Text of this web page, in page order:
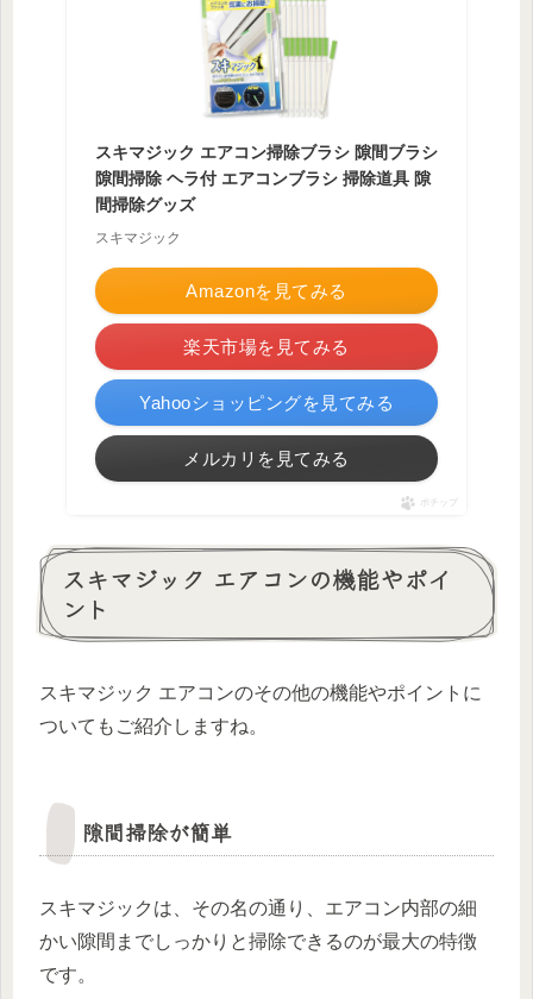
スキマジック エアコン掃除ブラシ 隙間ブラシ
隙間掃除 ヘラ付 エアコンブラシ 掃除道具 隙
間掃除グッズ
スキマジック
Amazonを見てみる
楽天市場を見てみる
Yahooショッピングを見てみる
メルカリを見てみる
ポチップ
スキマジック エアコンの機能やポイ
ント
スキマジック エアコンのその他の機能やポイントに
ついてもご紹介しますね。
隙間掃除が簡単
スキマジックは、その名の通り、エアコン内部の細
かい隙間までしっかりと掃除できるのが最大の特徴
です。